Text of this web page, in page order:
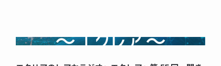
NOW PRINTING...